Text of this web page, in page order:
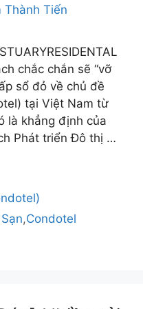
Thành Tiến
chắc chắn sẽ “vỡ
sổ đỏ về chủ đề
tại Việt Nam từ
là khẳng định của
Phát triển Đô thị …
,Condotel